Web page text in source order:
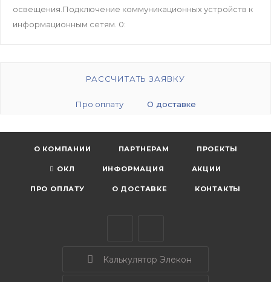
освещения.Подключение коммуникационных устройств к
информационным сетям. 0:
РАССЧИТАТЬ ЗАЯВКУ
Про оплату О доставке
О КОМПАНИИ ПАРТНЕРАМ ПРОЕКТЫ
ОКЛ ИНФОРМАЦИЯ АКЦИИ
ПРО ОПЛАТУ О ДОСТАВКЕ КОНТАКТЫ
Калькулятор Элекон